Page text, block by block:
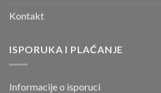
Kontakt
ISPORUKA I PLAĆANJE
Informacije o isporuci